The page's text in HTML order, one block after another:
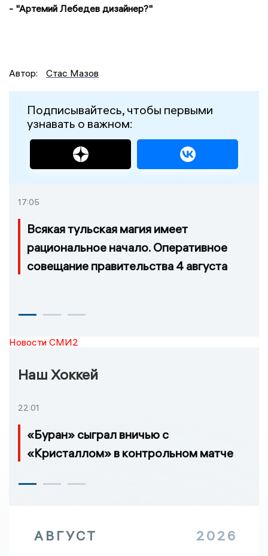
- "Артемий Лебедев дизайнер?"
Автор: Стас Мазов
Подписывайтесь, чтобы первыми
узнавать о важном:
17:05
Всякая тульская магия имеет
рациональное начало. Оперативное
совещание правительства 4 августа
Новости СМИ2
Наш Хоккей
22:01
«Буран» сыграл вничью с
«Кристаллом» в контрольном матче
АВГУСТ 2026